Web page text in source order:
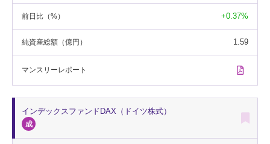
前日比 （%） +0.37%
純資産総額 （億円） 1.59
マンスリーレポート
インデックスファンドDAX（ドイツ株式）